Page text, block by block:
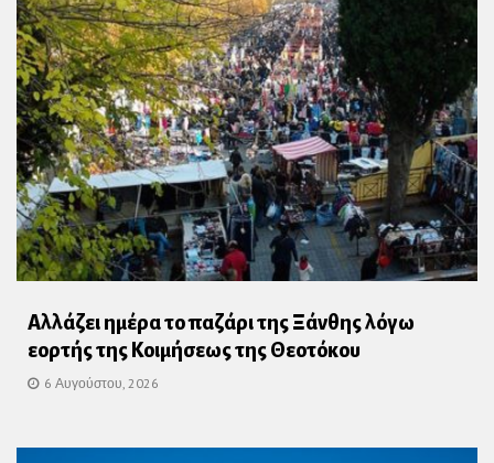
Αλλάζει ημέρα το παζάρι της Ξάνθης λόγω
εορτής της Κοιμήσεως της Θεοτόκου
6 Αυγούστου, 2026